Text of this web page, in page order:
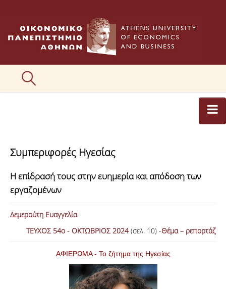
ΕΙΚΟΝΕΣ
Συμπεριφορές Ηγεσίας
Η επίδρασή τους στην ευημερία και απόδοση των
εργαζομένων
Δεμερούτη Ευαγγελία
ΤΕΥΧΟΣ 54ο - ΟΚΤΩΒΡΙΟΣ 2024(σελ. 10) -Θέμα – ρεπορτάζ
ΑΦΙΕΡΩΜΑ - Το ζήτημα της Ηγεσίας